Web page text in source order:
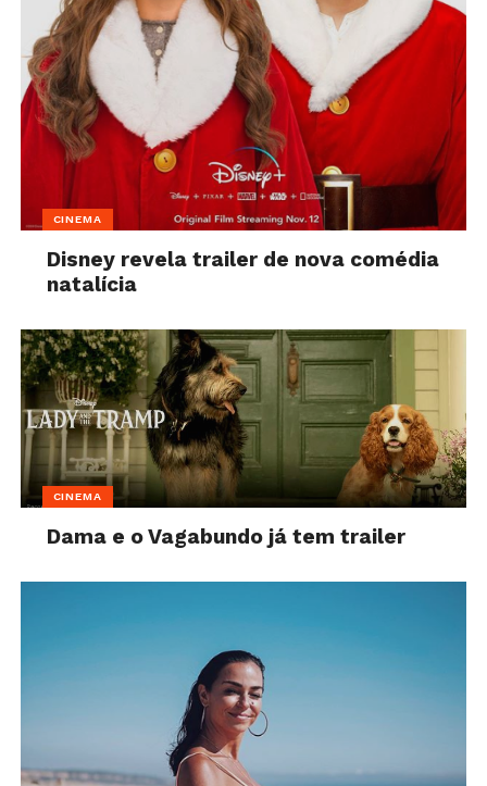
CINEMA
Disney revela trailer de nova comédia
natalícia
CINEMA
Dama e o Vagabundo já tem trailer